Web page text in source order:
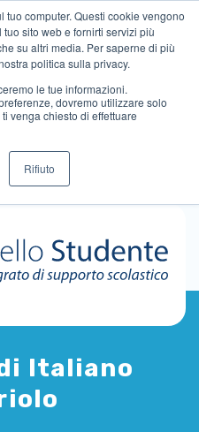
computer. Questi cookie vengono
sito web e fornirti servizi più
su altri media. Per saperne di più
politica sulla privacy.
le tue informazioni.
dovremo utilizzare solo
venga chiesto di effettuare
Rifiuto
Italiano